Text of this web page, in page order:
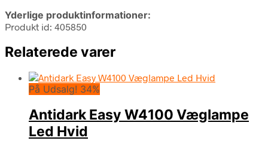
Yderlige produktinformationer:
Produkt id: 405850
Relaterede varer
På Udsalg! 34%
Antidark Easy W4100 Væglampe
Led Hvid